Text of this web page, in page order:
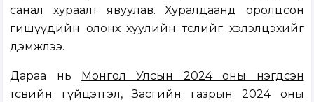
санал хураалт явуулав. Хуралдаанд оролцсон
гишүүдийн олонх хуулийн төслийг хэлэлцэхийг
дэмжлээ.
Дараа нь
Монгол Улсын 2024 оны нэгдсэн
төсвийн гүйцэтгэл, Засгийн газрын 2024 оны